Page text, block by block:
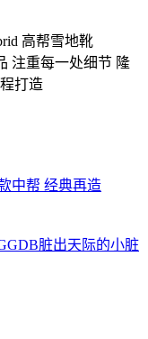
高帮雪地靴
注重每一处细节 隆
打造
中帮 经典再造
脏出天际的小脏